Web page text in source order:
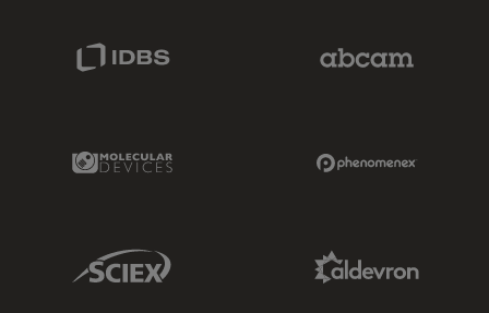
Molecular Devices Link
Sciex Link